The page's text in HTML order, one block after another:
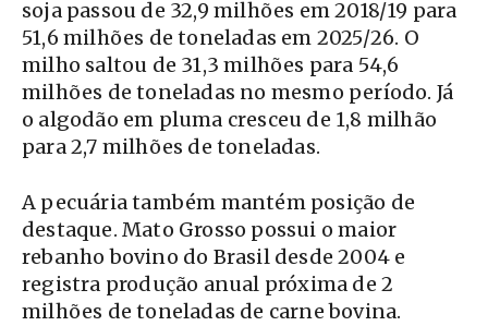
soja passou de 32,9 milhões em 2018/19 para
51,6 milhões de toneladas em 2025/26. O
milho saltou de 31,3 milhões para 54,6
milhões de toneladas no mesmo período. Já
o algodão em pluma cresceu de 1,8 milhão
para 2,7 milhões de toneladas.
A pecuária também mantém posição de
destaque. Mato Grosso possui o maior
rebanho bovino do Brasil desde 2004 e
registra produção anual próxima de 2
milhões de toneladas de carne bovina.